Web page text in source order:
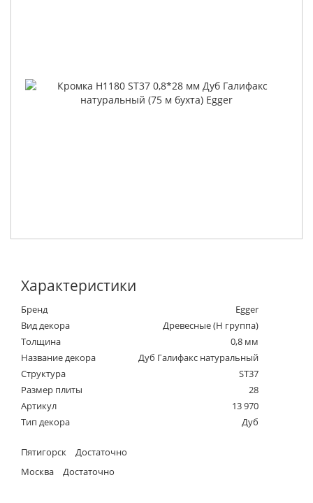
Характеристики
Бренд
Egger
Вид декора
Древесные (Н группа)
Толщина
0,8 мм
Название декора
Дуб Галифакс натуральный
Структура
ST37
Размер плиты
28
Артикул
13 970
Тип декора
Дуб
Пятигорск
Достаточно
Москва
Достаточно